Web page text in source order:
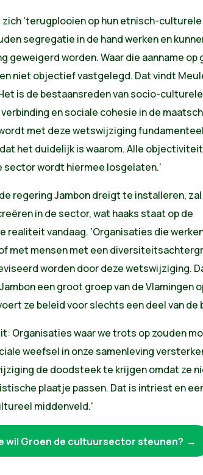
zich 'terugplooien op hun etnisch-culturele
segregatie in de hand werken en
geweigerd worden. Waar die aanname op
niet objectief vastgelegd. Dat vindt
is de bestaansreden van socio-culturele
en sociale cohesie in de
met deze wetswijziging
het duidelijk is waarom. Alle
sector wordt hiermee losgelaten.'
regering Jambon dreigt te installeren, zal
in de sector, wat haaks staat op de
realiteit vandaag. 'Organisaties die
met mensen met een
worden door deze wetswijziging.
een groot groep van de Vlamingen
ze beleid voor slechts een deel van de
Organisaties waar we trots op zouden
weefsel in onze samenleving
de doodsteek te krijgen omdat ze
plaatje passen. Dat is intriest en
middenveld.'
wil Groen de cultuursector steunen?